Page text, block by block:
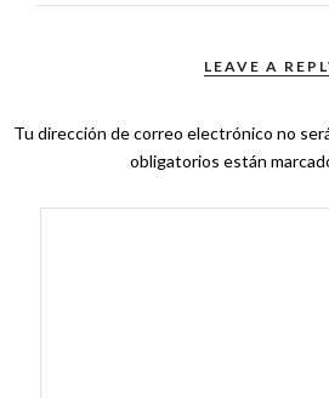
LEAVE A
Tu dirección de correo electrónico no
obligatorios están